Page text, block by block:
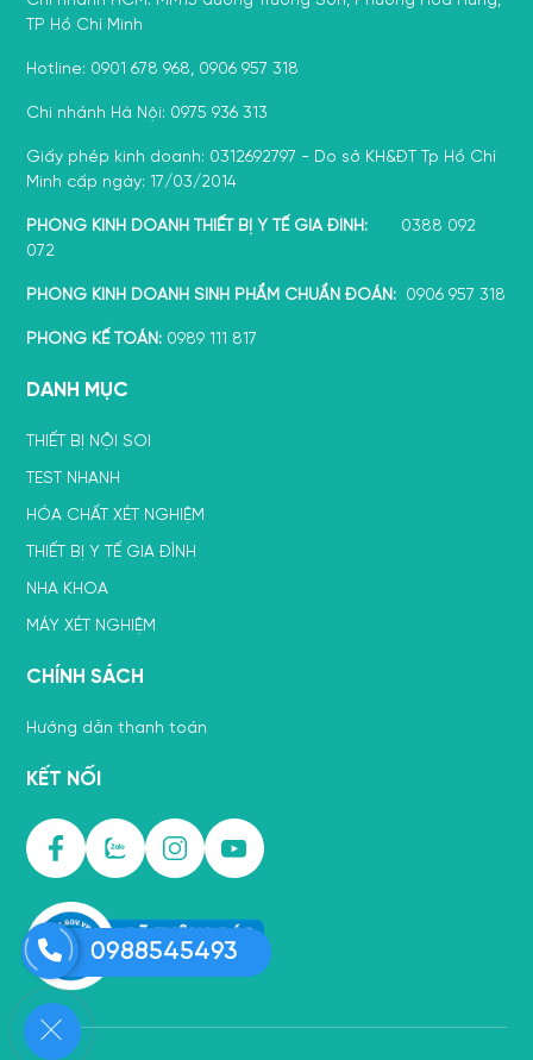
TP Hồ Chí Minh
Hotline: 0901 678 968, 0906 957 318
Chi nhánh Hà Nội: 0975 936 313
Giấy phép kinh doanh: 0312692797 - Do sở KH&ĐT Tp Hồ Chí
Minh cấp ngày: 17/03/2014
PHÒNG KINH DOANH THIẾT BỊ Y TẾ GIA ĐÌNH: 0388 092
072
PHÒNG KINH DOANH SINH PHẨM CHUẨN ĐOÁN: 0906 957 318
PHÒNG KẾ TOÁN: 0989 111 817
DANH MỤC
THIẾT BỊ NỘI SOI
TEST NHANH
HÓA CHẤT XÉT NGHIỆM
THIẾT BỊ Y TẾ GIA ĐÌNH
NHA KHOA
MÁY XÉT NGHIỆM
CHÍNH SÁCH
Hướng dẫn thanh toán
KẾT NỐI
0988545493